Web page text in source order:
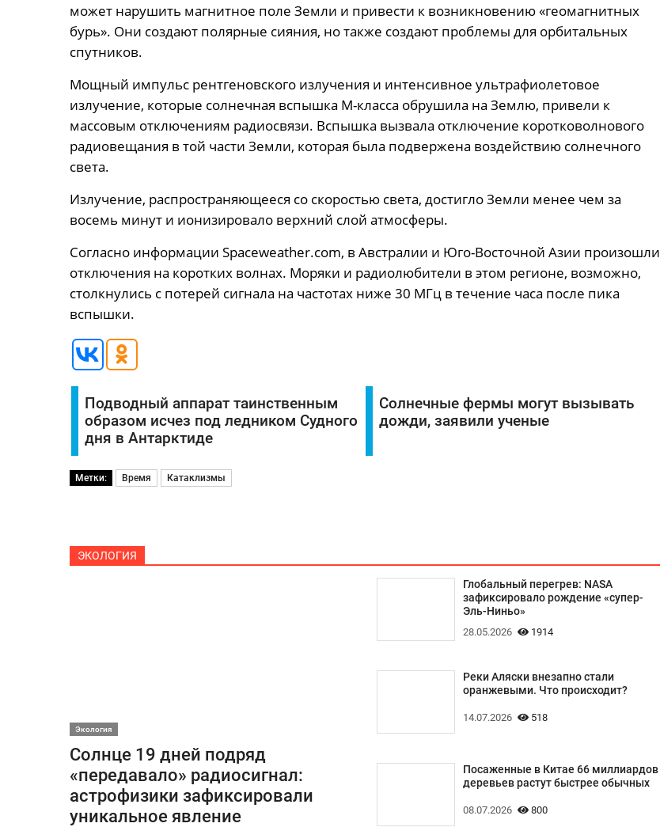
может нарушить магнитное поле Земли и привести к возникновению «геомагнитных
бурь». Они создают полярные сияния, но также создают проблемы для орбитальных
спутников.
Мощный импульс рентгеновского излучения и интенсивное ультрафиолетовое
излучение, которые солнечная вспышка М-класса обрушила на Землю, привели к
массовым отключениям радиосвязи. Вспышка вызвала отключение коротковолнового
радиовещания в той части Земли, которая была подвержена воздействию солнечного
света.
Излучение, распространяющееся со скоростью света, достигло Земли менее чем за
восемь минут и ионизировало верхний слой атмосферы.
Согласно информации Spaceweather.com, в Австралии и Юго-Восточной Азии произошли
отключения на коротких волнах. Моряки и радиолюбители в этом регионе, возможно,
столкнулись с потерей сигнала на частотах ниже 30 МГц в течение часа после пика
вспышки.
Подводный аппарат таинственным
образом исчез под ледником Судного
дня в Антарктиде
Солнечные фермы могут вызывать
дожди, заявили ученые
Метки: Время Катаклизмы
ЭКОЛОГИЯ
Экология
Солнце 19 дней подряд
«передавало» радиосигнал:
астрофизики зафиксировали
уникальное явление
Глобальный перегрев: NASA
зафиксировало рождение «супер-
Эль-Ниньо»
28.05.2026 1914
Реки Аляски внезапно стали
оранжевыми. Что происходит?
14.07.2026 518
Посаженные в Китае 66 миллиардов
деревьев растут быстрее обычных
08.07.2026 800